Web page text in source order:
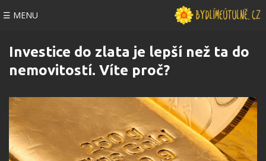
☰ MENU
Investice do zlata je lepší než ta do
nemovitostí. Víte proč?